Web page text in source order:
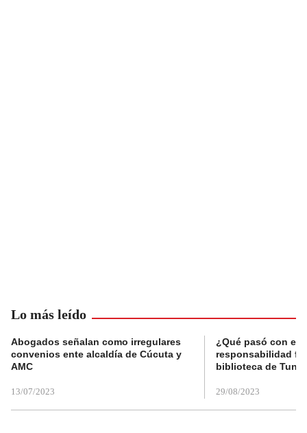
Lo más leído
Abogados señalan como irregulares
convenios ente alcaldía de Cúcuta y
AMC
13/07/2023
¿Qué pasó con el
responsabilidad
biblioteca de
29/08/2023